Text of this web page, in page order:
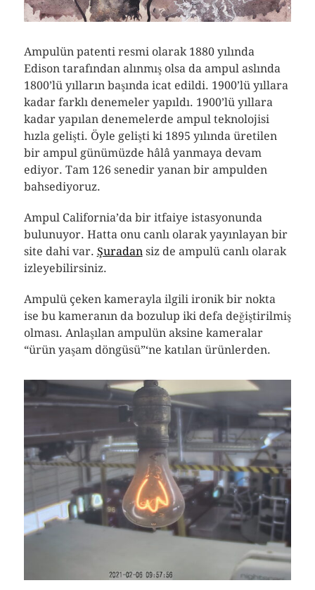
Ampulün patenti resmi olarak 1880 yılında
Edison tarafından alınmış olsa da ampul aslında
1800’lü yılların başında icat edildi. 1900’lü yıllara
kadar farklı denemeler yapıldı. 1900’lü yıllara
kadar yapılan denemelerde ampul teknolojisi
hızla gelişti. Öyle gelişti ki 1895 yılında üretilen
bir ampul günümüzde hâlâ yanmaya devam
ediyor. Tam 126 senedir yanan bir ampulden
bahsediyoruz.
Ampul California’da bir itfaiye istasyonunda
bulunuyor. Hatta onu canlı olarak yayınlayan bir
site dahi var. Şuradan siz de ampulü canlı olarak
izleyebilirsiniz.
Ampulü çeken kamerayla ilgili ironik bir nokta
ise bu kameranın da bozulup iki defa değiştirilmiş
olması. Anlaşılan ampulün aksine kameralar
“ürün yaşam döngüsü”‘ne katılan ürünlerden.